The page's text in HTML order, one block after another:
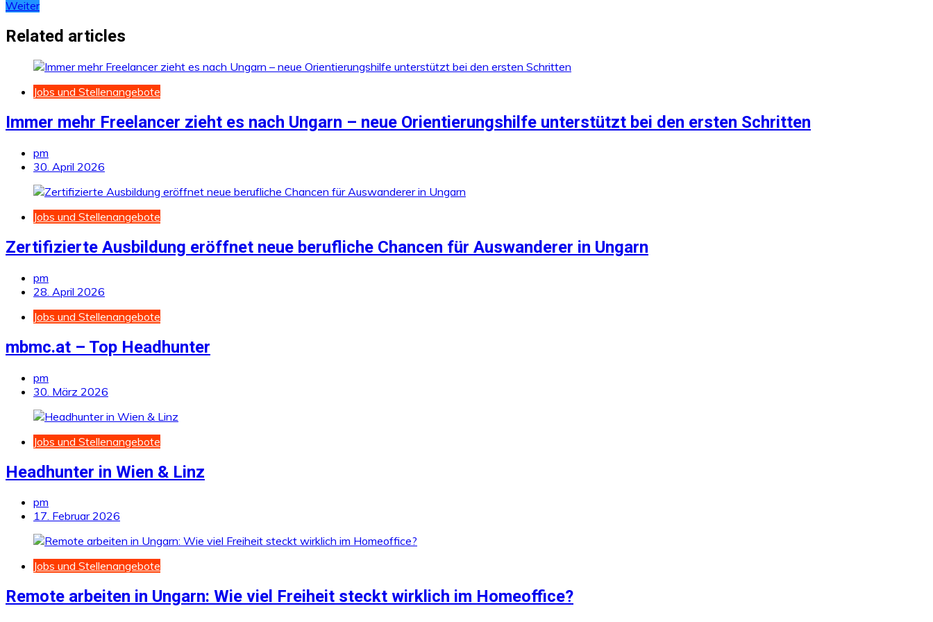
Weiter
Related articles
Jobs und Stellenangebote
Immer mehr Freelancer zieht es nach Ungarn – neue Orientierungshilfe unterstützt bei den ersten Schritten
pm
30. April 2026
Jobs und Stellenangebote
Zertifizierte Ausbildung eröffnet neue berufliche Chancen für Auswanderer in Ungarn
pm
28. April 2026
Jobs und Stellenangebote
mbmc.at – Top Headhunter
pm
30. März 2026
Jobs und Stellenangebote
Headhunter in Wien & Linz
pm
17. Februar 2026
Jobs und Stellenangebote
Remote arbeiten in Ungarn: Wie viel Freiheit steckt wirklich im Homeoffice?